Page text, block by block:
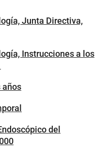
Junta Directiva,
Instrucciones a los
años
del